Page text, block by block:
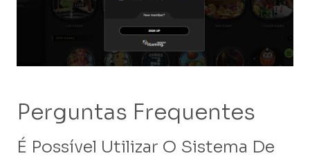
Perguntas Frequentes
É Possível Utilizar O Sistema De